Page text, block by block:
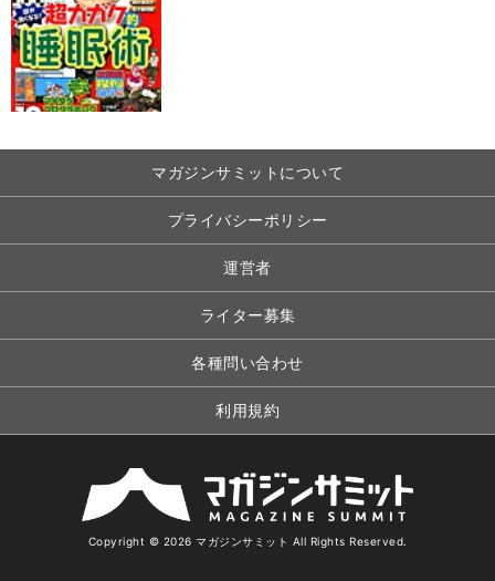
マガジンサミットについて
プライバシーポリシー
運営者
ライター募集
各種問い合わせ
利用規約
Copyright © 2026 マガジンサミット All Rights Reserved.